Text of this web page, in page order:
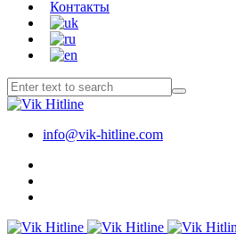
Контакты
info@vik-hitline.com